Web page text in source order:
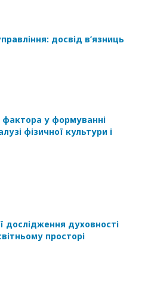
досвід в’язниць
фактора у формуванні
фізичної культури і
дослідження духовності
просторі